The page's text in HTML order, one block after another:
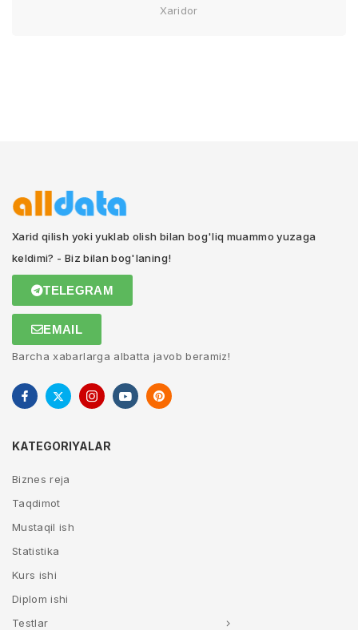
Xaridor
Xarid qilish yoki yuklab olish bilan bog'liq muammo yuzaga
keldimi? - Biz bilan bog'laning!
TELEGRAM
EMAIL
Barcha xabarlarga albatta javob beramiz!
KATEGORIYALAR
Biznes reja
Taqdimot
Mustaqil ish
Statistika
Kurs ishi
Diplom ishi
Testlar